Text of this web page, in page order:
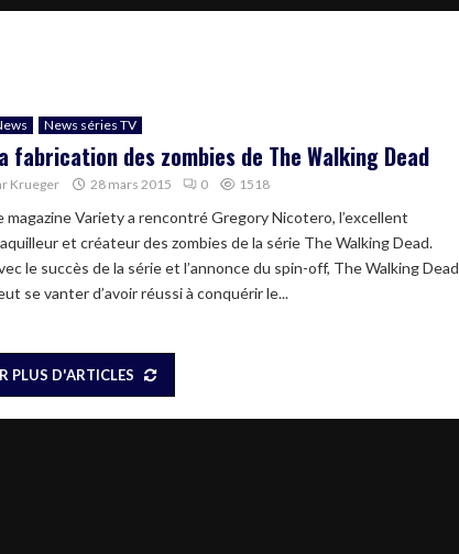
News séries TV
fabrication des zombies de The Walking Dead
Krueger 28 mars 2015 0 1518
magazine Variety a rencontré Gregory Nicotero, l’excellent
et créateur des zombies de la série The Walking Dead.
le succès de la série et l’annonce du spin-off, The Walking Dead
se vanter d’avoir réussi à conquérir le...
PLUS D'ARTICLES